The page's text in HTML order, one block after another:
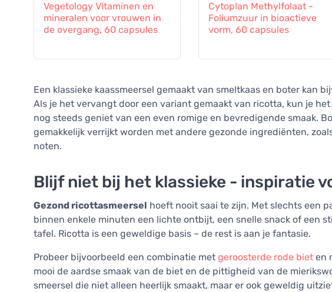
Vegetology Vitaminen en
mineralen voor vrouwen in
de overgang, 60 capsules
Cytoplan Methylfolaat -
Foliumzuur in bioactieve
vorm, 60 capsules
Een klassieke kaassmeersel gemaakt van smeltkaas en boter kan
Als je het vervangt door een variant gemaakt van ricotta, kun je
nog steeds geniet van een even romige en bevredigende smaak.
gemakkelijk verrijkt worden met andere gezonde ingrediënten,
noten.
Blijf niet bij het klassieke - inspiratie
Gezond ricottasmeersel hoeft nooit saai te zijn. Met slechts een
binnen enkele minuten een lichte ontbijt, een snelle snack of een
tafel. Ricotta is een geweldige basis – de rest is aan je fantasie.
Probeer bijvoorbeeld een combinatie met geroosterde rode biet en
mooi de aardse smaak van de biet en de pittigheid van de
smeersel die niet alleen heerlijk smaakt, maar er ook geweldig